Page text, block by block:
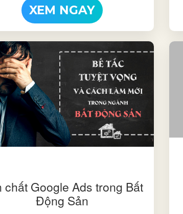
XEM NGAY
chất Google Ads trong Bất
Động Sản